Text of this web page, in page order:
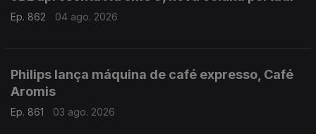
Ep. 862 04 ago. 2026
Philips lança máquina de café expresso, Café
Aromis
Ep. 861 03 ago. 2026